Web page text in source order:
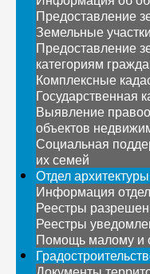
Предоставление
Земельные
Предоставление
категориям
Комплексные
Государственная
Выявление
объектов
Социальная
их семей
Отдел архитектуры
Информация
Реестры
Реестры
Помощь малому и